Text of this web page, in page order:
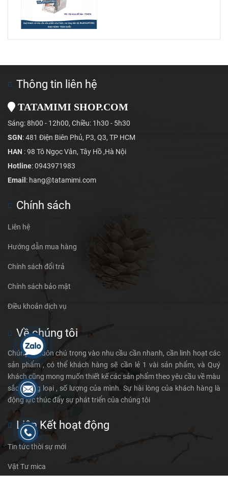
Thông tin liên hệ
TATAMIMI SHOP.COM
Sáng: 8h00 - 12h00, Chiều: 1h30 - 5h30
SGN: 481 Điện Biên Phủ, P3, Q3, TP HCM
HAN : 98 Tô Ngọc Vân, Tây Hồ ,Hà Nội
Hotline: 0943971983
Email : hang@tatamimi.com
Chính sách
Liên hệ
Hướng dẫn mua hàng
Chính sách đổi trả
Chính sách bảo mật
Điều khoản dịch vụ
Về chúng tôi
Chúng tôi luôn chú trọng vào nhu cầu cần nhanh, cần linh hoạt các
sản phẩm , có thể khách hàng sẽ cần lẻ 1 vài sản phẩm, và Quý
khách cũng mong muốn thiết kế các sản phẩm theo yêu cầu về màu
sắc chủng loại , số lượng của mình. Sự hài lòng của khách hàng là
động lực thúc đẩy sự phát triển của chúng tôi
Liên Kết hoạt động
Tin tức thời sự mới
Vật Tư mica